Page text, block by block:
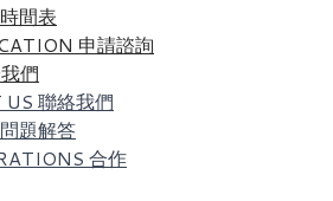
間表
申請諮詢
們
聯絡我們
題解答
合作